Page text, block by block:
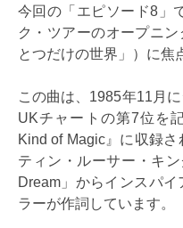
今回の「エピソード8」
ク・ツアーのオープニ
とつだけの世界」）に焦
この曲は、1985年11月
UKチャートの第7位を
Kind of Magic』に収録
ティン・ルーサー・キ
Dream」からインスパ
ラーが作詞しています。